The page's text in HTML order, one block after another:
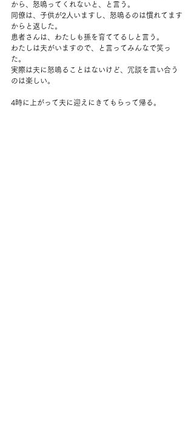
から、怒鳴ってくれないと、と言う。
同僚は、子供が2人いますし、怒鳴るのは慣れてます
からと返した。
患者さんは、わたしも孫を育ててるしと言う。
わたしは夫がいますので、と言ってみんなで笑っ
た。
実際は夫に怒鳴ることはないけど、冗談を言い合う
のは楽しい。
4時に上がって夫に迎えにきてもらって帰る。